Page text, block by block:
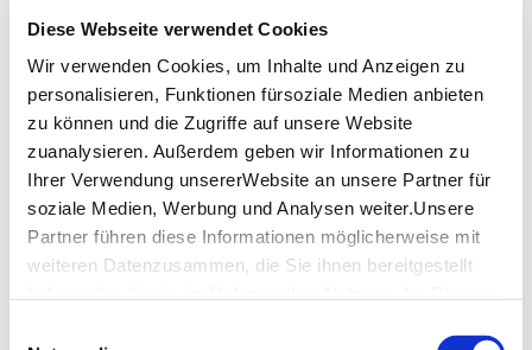
Diese Webseite verwendet Cookies
Wir verwenden Cookies, um Inhalte und Anzeigen zu
personalisieren, Funktionen fürsoziale Medien anbieten
zu können und die Zugriffe auf unsere Website
zuanalysieren. Außerdem geben wir Informationen zu
Ihrer Verwendung unsererWebsite an unsere Partner für
soziale Medien, Werbung und Analysen weiter.Unsere
Partner führen diese Informationen möglicherweise mit
weiteren Datenzusammen, die Sie ihnen bereitgestellt
www.staatsgalerie.de
Lage & Kontakt
Staatsgalerie Stuttgart
Konrad-Adenauer-Straße 30/32
70173 Stuttgart
Veranstalter: Staatsgalerie Stuttgart
Planen Sie Ihre Anreise